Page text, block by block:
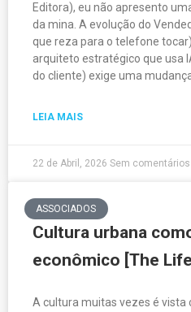
Editora), eu não apresento
da mina. A evolução do
que reza para o telefone
arquiteto estratégico que usa
do cliente) exige uma mudança
LEIA MAIS
22 de Abril, 2026 Sem comentários
ASSOCIADOS
Cultura urbana
econômico [The
A cultura muitas vezes é vista